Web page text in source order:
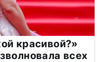
красивой?»
всех